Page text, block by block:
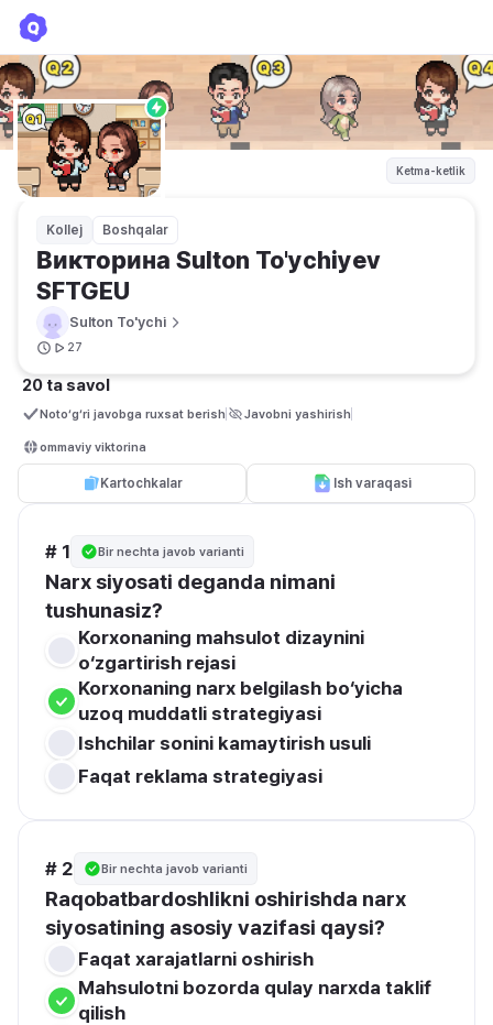
Ketma-ketlik
Kollej Boshqalar
Викторина Sulton To'ychiyev
SFTGEU
Sulton To'ychi
27
20 ta savol
Noto‘g‘ri javobga ruxsat berish Javobni yashirish
ommaviy viktorina
Kartochkalar Ish varaqasi
# 1 Bir nechta javob varianti
Narx siyosati deganda nimani
tushunasiz?
Korxonaning mahsulot dizaynini
o‘zgartirish rejasi
Korxonaning narx belgilash bo‘yicha
uzoq muddatli strategiyasi
Ishchilar sonini kamaytirish usuli
Faqat reklama strategiyasi
# 2 Bir nechta javob varianti
Raqobatbardoshlikni oshirishda narx
siyosatining asosiy vazifasi qaysi?
Faqat xarajatlarni oshirish
Mahsulotni bozorda qulay narxda taklif
qilish